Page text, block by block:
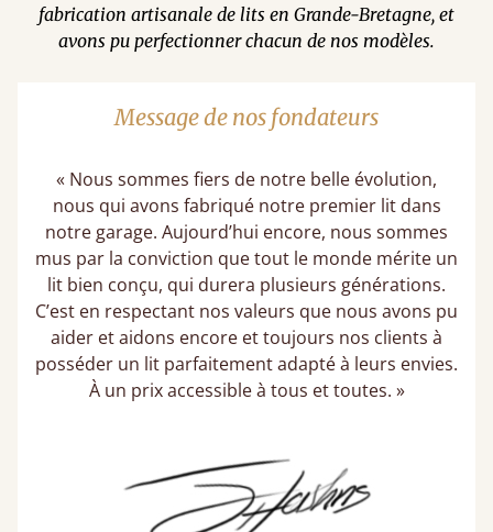
fabrication artisanale de lits en Grande-Bretagne, et
avons pu perfectionner chacun de nos modèles.
Message de nos fondateurs
« Nous sommes fiers de notre belle évolution,
nous qui avons fabriqué notre premier lit dans
notre garage. Aujourd’hui encore, nous sommes
mus par la conviction que tout le monde mérite un
lit bien conçu, qui durera plusieurs générations.
C’est en respectant nos valeurs que nous avons pu
aider et aidons encore et toujours nos clients à
posséder un lit parfaitement adapté à leurs envies.
À un prix accessible à tous et toutes. »